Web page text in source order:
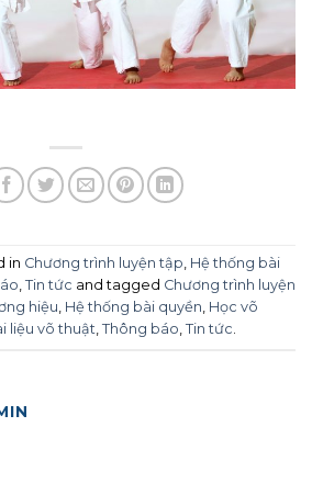
in Chương trình luyện tập, Hệ thống bài
, Tin tức and tagged Chương trình luyện
hiệu, Hệ thống bài quyền, Học võ
liệu võ thuật, Thông báo, Tin tức.